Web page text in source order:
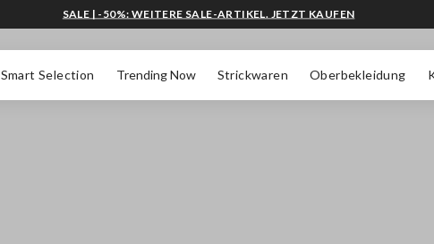
Smart Selection Trending Now Strickwaren Oberbekleidung
SALE | -50%: WEITERE SALE-ARTIKEL. JETZT KAUFEN